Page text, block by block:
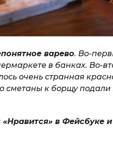
варево. Во-
в банках. Во-
очень странная
сметаны к борщу подали
в Фейсбуке и